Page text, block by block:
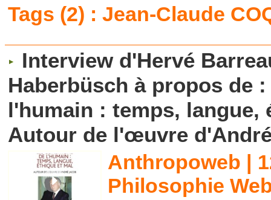
Tags (2) : Jean-Claude
Interview d'Hervé
Haberbüsch à propos de
l'humain : temps, langue,
Autour de l'œuvre
Anthropoweb |
Philosophie